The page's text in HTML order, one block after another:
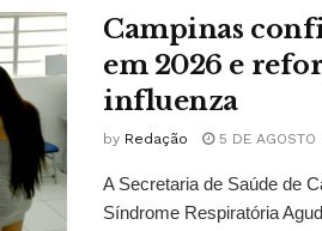
Campinas
em 2026 e
influenza
by Redação 5 DE AGOSTO
A Secretaria de Saúde de
Síndrome Respiratória